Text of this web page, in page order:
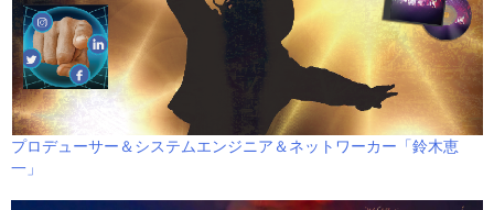
プロデューサー＆システムエンジニア＆ネットワーカー「鈴木恵
一」